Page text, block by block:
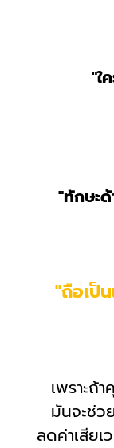
"ใ
"ทักษะ
"ถือเป็
เพราะถ้
มันจะช่ว
ลดค่าเสียเ